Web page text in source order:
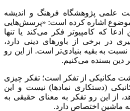
علمی پژوهشگاه فرهنگ و اندیشه
موضوع اشاره کرده است: «پرسش‌هایی
ادعا که کامپیوتر فکر می‌کند یا تنها
در برخی از باورهای دینی دارد،
به بقیه بنیادی‌تر است. از این رو
دین بسنده می‌کنیم.
مکانیکی از تفکر است؛ تفکر چیزی
(دستکاری نمادها) نیست و این
از این رو تفکر به معنای حقیقی به
ماشین اختصاص دارد.